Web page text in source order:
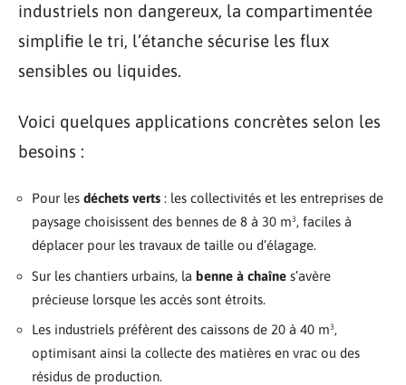
industriels non dangereux, la compartimentée
simplifie le tri, l’étanche sécurise les flux
sensibles ou liquides.
Voici quelques applications concrètes selon les
besoins :
Pour les déchets verts : les collectivités et les entreprises de
paysage choisissent des bennes de 8 à 30 m³, faciles à
déplacer pour les travaux de taille ou d’élagage.
Sur les chantiers urbains, la benne à chaîne s’avère
précieuse lorsque les accès sont étroits.
Les industriels préfèrent des caissons de 20 à 40 m³,
optimisant ainsi la collecte des matières en vrac ou des
résidus de production.